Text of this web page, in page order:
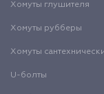
Хомуты глушителя
Хомуты рубберы
Хомуты
U-болты